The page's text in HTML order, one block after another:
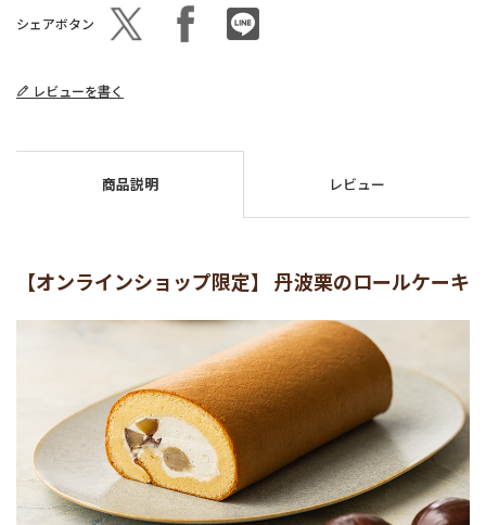
シェアボタン
レビューを書く
商品説明 レビュー
【オンラインショップ限定】 丹波栗のロールケーキ